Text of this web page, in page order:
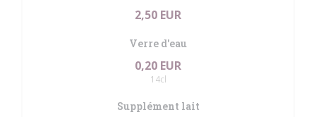
2,50 EUR
Verre d'eau
0,20 EUR
14cl
Supplément lait